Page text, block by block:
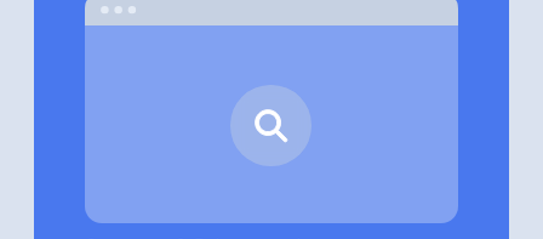
и снижением прибыли,
и доначислениями со стороны
Платформа Управляйка автоматически
разделяет личные траты и бизнес-
Готовое решение